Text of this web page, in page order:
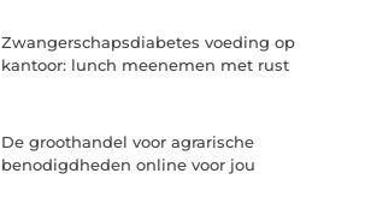
Zwangerschapsdiabetes voeding op
kantoor: lunch meenemen met rust
De groothandel voor agrarische
benodigdheden online voor jou